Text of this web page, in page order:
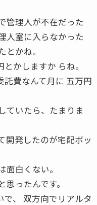
管理人が不在だった
人室に入らなかった
かね。
かしますか らね。
費なんて月に 五万円
ていたら、たまりま
開発したのが宅配ボッ
白くない。
ったんです。
、 双方向でリアルタ